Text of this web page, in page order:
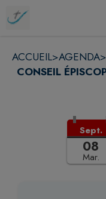
Contenu
ACCUEIL>AGENDA>
CONSEIL
Sept.
08
Mar.